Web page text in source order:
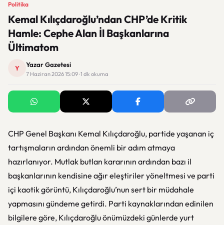
Politika
Kemal Kılıçdaroğlu’ndan CHP’de Kritik
Hamle: Cephe Alan İl Başkanlarına
Ültimatom
Y Yazar Gazetesi
7 Haziran 2026 15:09 · 1 dk okuma
CHP Genel Başkanı Kemal Kılıçdaroğlu, partide yaşanan iç
tartışmaların ardından önemli bir adım atmaya
hazırlanıyor. Mutlak butlan kararının ardından bazı il
başkanlarının kendisine ağır eleştiriler yöneltmesi ve parti
içi kaotik görüntü, Kılıçdaroğlu’nun sert bir müdahale
yapmasını gündeme getirdi. Parti kaynaklarından edinilen
bilgilere göre, Kılıçdaroğlu önümüzdeki günlerde yurt